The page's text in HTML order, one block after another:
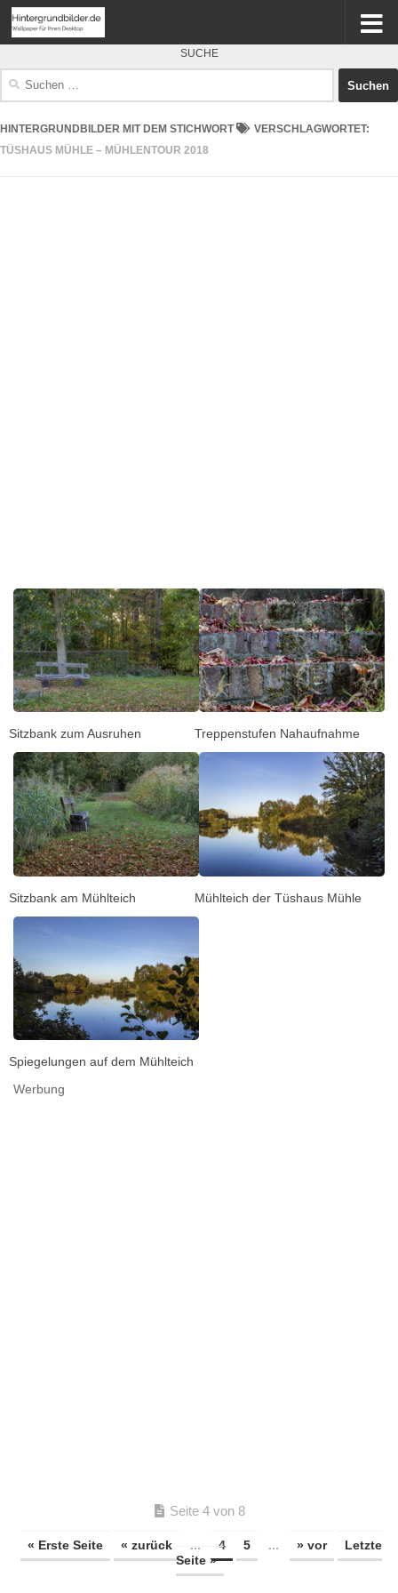
SUCHE
HINTERGRUNDBILDER MIT DEM STICHWORT
VERSCHLAGWORTET:
TÜSHAUS MÜHLE – MÜHLENTOUR 2018
Sitzbank zum Ausruhen Treppenstufen Nahaufnahme
Sitzbank am Mühlteich Mühlteich der Tüshaus Mühle
Spiegelungen auf dem Mühlteich
Werbung
Seite 4 von 8
« Erste Seite « zurück ... 4 5 ... » vor
Letzte
Seite »